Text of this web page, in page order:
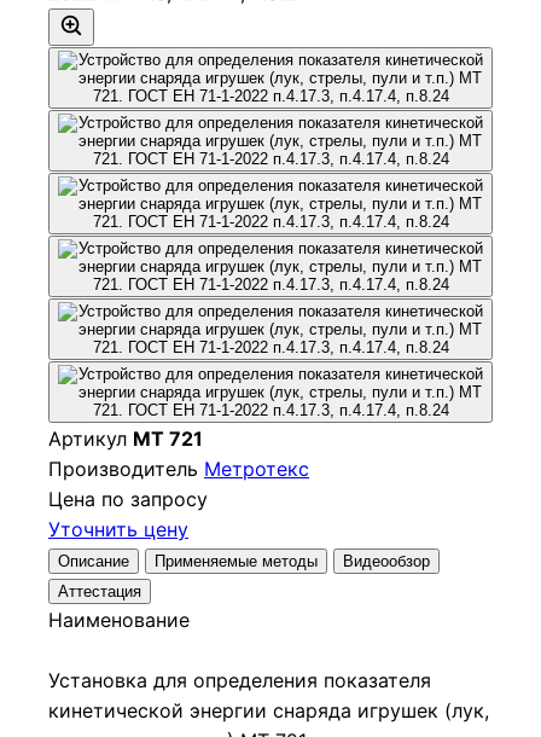
Артикул МТ 721
Производитель Метротекс
Цена по запросу
Уточнить цену
Описание Применяемые методы
Видеообзор
Аттестация
Наименование
Установка для определения показателя
кинетической энергии снаряда игрушек (лук,